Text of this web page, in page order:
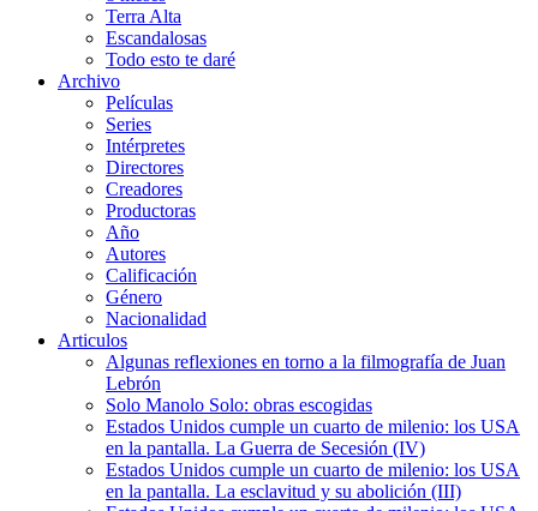
Terra Alta
Escandalosas
Todo esto te daré
Archivo
Películas
Series
Intérpretes
Directores
Creadores
Productoras
Año
Autores
Calificación
Género
Nacionalidad
Articulos
Algunas reflexiones en torno a la filmografía de Juan
Lebrón
Solo Manolo Solo: obras escogidas
Estados Unidos cumple un cuarto de milenio: los USA
en la pantalla. La Guerra de Secesión (IV)
Estados Unidos cumple un cuarto de milenio: los USA
en la pantalla. La esclavitud y su abolición (III)